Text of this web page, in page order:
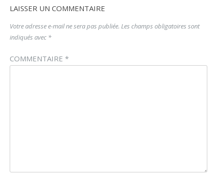
LAISSER UN COMMENTAIRE
Votre adresse e-mail ne sera pas publiée. Les champs obligatoires sont
indiqués avec *
COMMENTAIRE *